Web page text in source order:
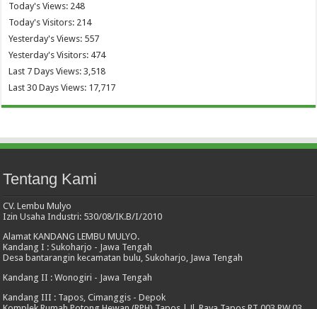
Today's Views: 248
Today's Visitors: 214
Yesterday's Views: 557
Yesterday's Visitors: 474
Last 7 Days Views:3,518
Last 30 Days Views: 17,717
Tentang Kami
CV. Lembu Mulyo
Izin Usaha Industri: 530/08/IK.B/I/2010
Alamat KANDANG LEMBU MULYO.
Kandang I : Sukoharjo - Jawa Tengah
Desa bantarangin kecamatan bulu, Sukoharjo, Jawa Tengah
Kandang II : Wonogiri - Jawa Tengah
Kandang III : Tapos, Cimanggis - Depok